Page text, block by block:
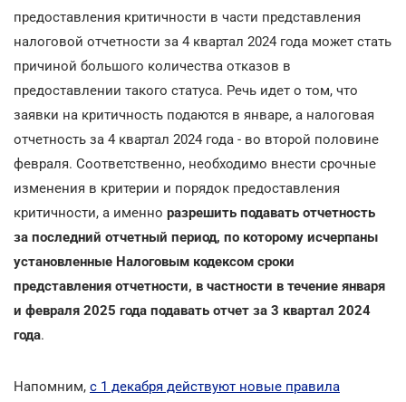
предоставления критичности в части представления
налоговой отчетности за 4 квартал 2024 года может стать
причиной большого количества отказов в
предоставлении такого статуса. Речь идет о том, что
заявки на критичность подаются в январе, а налоговая
отчетность за 4 квартал 2024 года - во второй половине
февраля. Соответственно, необходимо внести срочные
изменения в критерии и порядок предоставления
критичности, а именно разрешить подавать отчетность
за последний отчетный период, по которому исчерпаны
установленные Налоговым кодексом сроки
представления отчетности, в частности в течение января
и февраля 2025 года подавать отчет за 3 квартал 2024
года.
Напомним, с 1 декабря действуют новые правила